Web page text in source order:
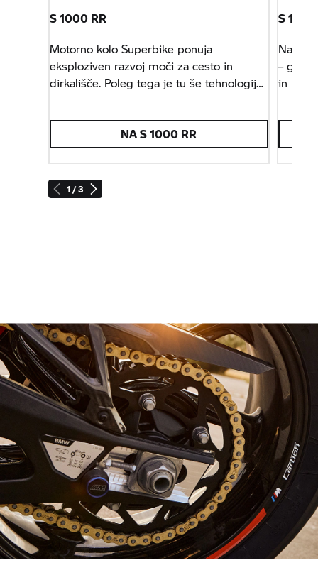
1 / 3
S 1000 RR
Motorno kolo Superbike ponuja
eksploziven razvoj moči za cesto in
dirkališče. Poleg tega je tu še tehnologija,
voznih razmerah.
NAS 1000 RR
S
– golo
in